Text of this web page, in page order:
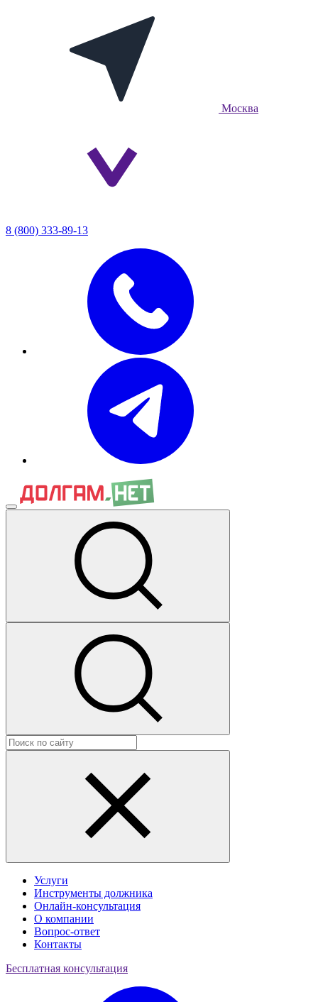
Москва
8 (800) 333-89-13
Услуги
Инструменты должника
Онлайн-консультация
О компании
Вопрос-ответ
Контакты
Бесплатная консультация